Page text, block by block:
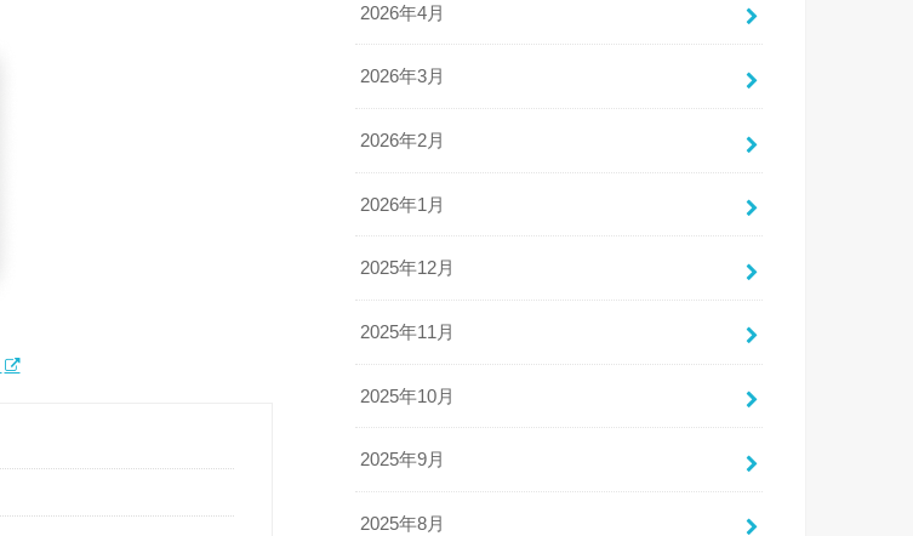
2026年4月
2026年3月
2026年2月
2026年1月
2025年12月
2025年11月
2025年10月
2025年9月
2025年8月